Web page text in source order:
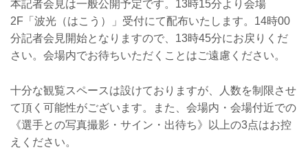
本記者会見は一般公開予定です。13時15分より会場
2F「波光（はこう）」受付にて配布いたします。14時00
分記者会見開始となりますので、13時45分にお戻りくだ
さい。会場内でお待ちいただくことはご遠慮ください。
十分な観覧スペースは設けておりますが、人数を制限させ
て頂く可能性がございます。また、会場内・会場付近での
《選手との写真撮影・サイン・出待ち》以上の3点はお控
えください。